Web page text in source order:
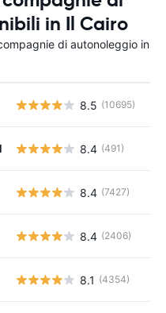
in Il Cairo
di autonoleggio in
8.5 (10695)
8.4 (491)
8.4 (7427)
8.4 (2406)
8.1 (4354)